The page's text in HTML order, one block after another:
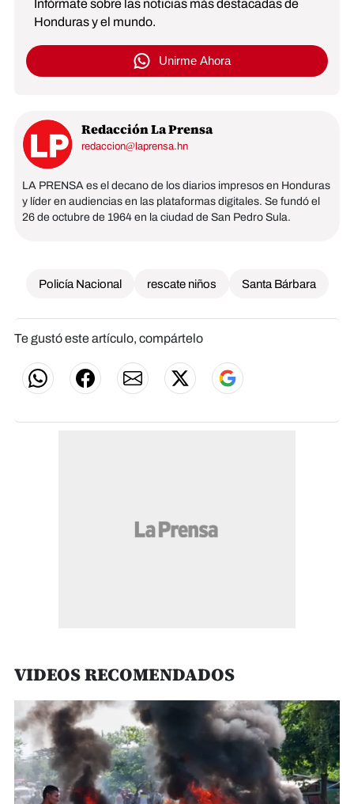
Infórmate sobre las noticias más destacadas de
Honduras y el mundo.
Unirme Ahora
Redacción La Prensa
redaccion@laprensa.hn
LA PRENSA es el decano de los diarios impresos en Honduras
y líder en audiencias en las plataformas digitales. Se fundó el
26 de octubre de 1964 en la ciudad de San Pedro Sula.
Policía Nacional rescate niños Santa Bárbara
Te gustó este artículo, compártelo
VIDEOS RECOMENDADOS